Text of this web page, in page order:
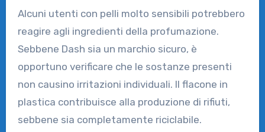
Alcuni utenti con pelli molto sensibili potrebbero
reagire agli ingredienti della profumazione.
Sebbene Dash sia un marchio sicuro, è
opportuno verificare che le sostanze presenti
non causino irritazioni individuali. Il flacone in
plastica contribuisce alla produzione di rifiuti,
sebbene sia completamente riciclabile.